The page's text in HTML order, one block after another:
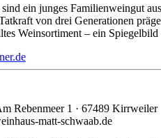
ein junges Familienweingut
von drei Generationen
Weinsortiment – ein Spiegelbild
Rebenmeer 1 · 67489 Kirrweiler
matt-schwaab.de